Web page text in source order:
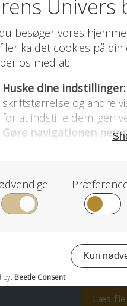
Michelle Blake
Snagende er
meget gerne
4
Læs